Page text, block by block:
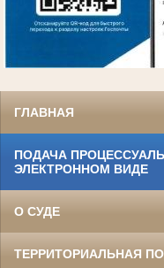
ГЛАВНАЯ
ПОДАЧА
ЭЛЕКТРОННОМ ВИДЕ
О СУДЕ
ТЕРРИТОРИАЛЬНАЯ